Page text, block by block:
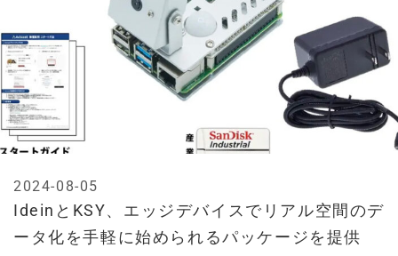
IdeinとKSY、エッジデバイスでリアル空間のデ
ータ化を手軽に始められるパッケージを提供
2024-08-05